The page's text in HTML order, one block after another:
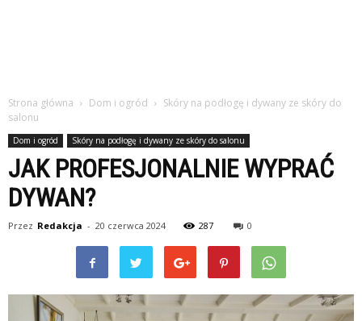
Strona główna Dom i ogród
Skóry na podłogę i dywany ze skóry do
salonu
Dom i ogród Skóry na podłogę i dywany ze skóry do salonu
JAK PROFESJONALNIE WYPRAĆ
DYWAN?
Przez Redakcja - 20 czerwca 2024 287 0